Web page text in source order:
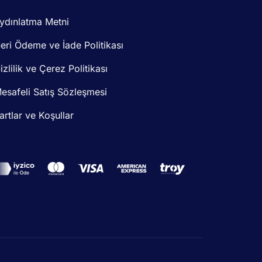
Metni
Ödeme ve İade Politikası
ve Çerez Politikası
Satış Sözleşmesi
ve Koşullar